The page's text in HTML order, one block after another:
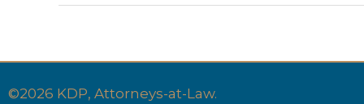
©2026 KDP, Attorneys-at-Law.